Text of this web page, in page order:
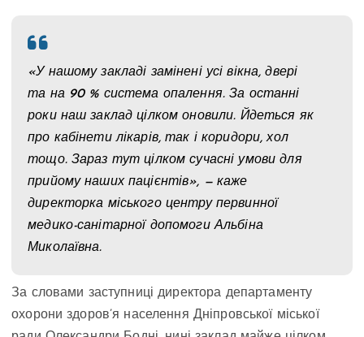
«У нашому закладі замінені усі вікна, двері
та на 90 % система опалення. За останні
роки наш заклад цілком оновили. Йдеться як
про кабінети лікарів, так і коридори, хол
тощо. Зараз тут цілком сучасні умови для
прийому наших пацієнтів», — каже
директорка міського центру первинної
медико-санітарної допомоги Альбіна
Миколаївна.
За словами заступниці директора департаменту
охорони здоров’я населення Дніпровської міської